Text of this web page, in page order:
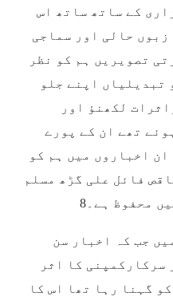
کے ساتھ ساتھ اس
حالی اور سماجی
تصویریں ہم کو نظر
تبدیلیاں اپنے جلو
لکھنؤ اور
تھے ان کے پورے
اخباروں میں ہم کو
فائل علی گڑھ مسلم
محفوظ ہے۔8
جب کہ اخبار سن
سرکارکمپنی کا اثر
گہنا رہا تھا اس کا